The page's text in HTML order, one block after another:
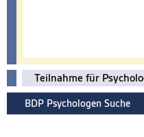
Teilnahme für
BDP Psychologen Suche